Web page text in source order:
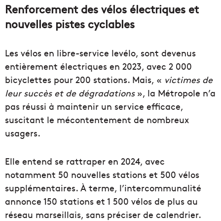
Renforcement des vélos électriques et
nouvelles pistes cyclables
Les vélos en libre-service levélo, sont devenus
entièrement électriques en 2023, avec 2 000
bicyclettes pour 200 stations. Mais, « victimes de
leur succès et de dégradations», la Métropole n’a
pas réussi à maintenir un service efficace,
suscitant le mécontentement de nombreux
usagers.
Elle entend se rattraper en 2024, avec
notamment 50 nouvelles stations et 500 vélos
supplémentaires. À terme, l’intercommunalité
annonce 150 stations et 1 500 vélos de plus au
réseau marseillais, sans préciser de calendrier.